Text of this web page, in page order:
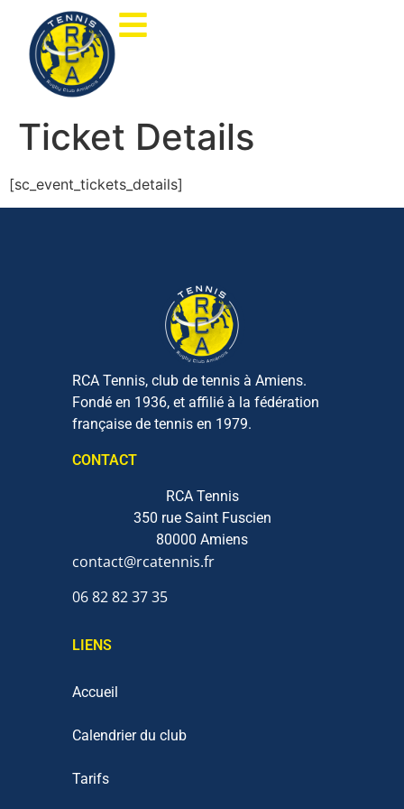
Ticket Details
[sc_event_tickets_details]
RCA Tennis, club de tennis à Amiens.
Fondé en 1936, et affilié à la fédération
française de tennis en 1979.
CONTACT
RCA Tennis
350 rue Saint Fuscien
80000 Amiens
contact@rcatennis.fr
06 82 82 37 35‬
LIENS
Accueil
Calendrier du club
Tarifs